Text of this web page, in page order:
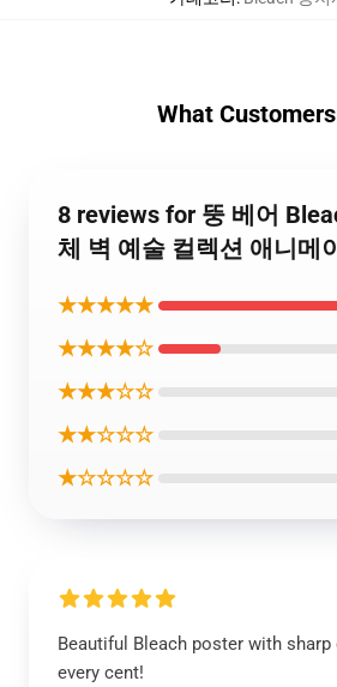
What
8 reviews for 뚱 베어
체 벽 예술 컬렉션 애니메
★★★★★
★★★★☆
★★★☆☆
★★☆☆☆
★☆☆☆☆
Beautiful Bleach poster with
every cent!